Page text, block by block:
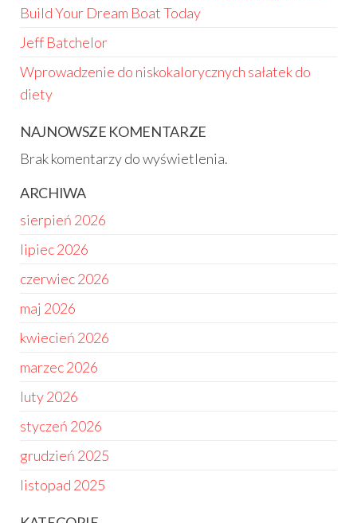
Build Your Dream Boat Today
Jeff Batchelor
Wprowadzenie do niskokalorycznych sałatek do
diety
NAJNOWSZE KOMENTARZE
Brak komentarzy do wyświetlenia.
ARCHIWA
sierpień 2026
lipiec 2026
czerwiec 2026
maj 2026
kwiecień 2026
marzec 2026
luty 2026
styczeń 2026
grudzień 2025
listopad 2025